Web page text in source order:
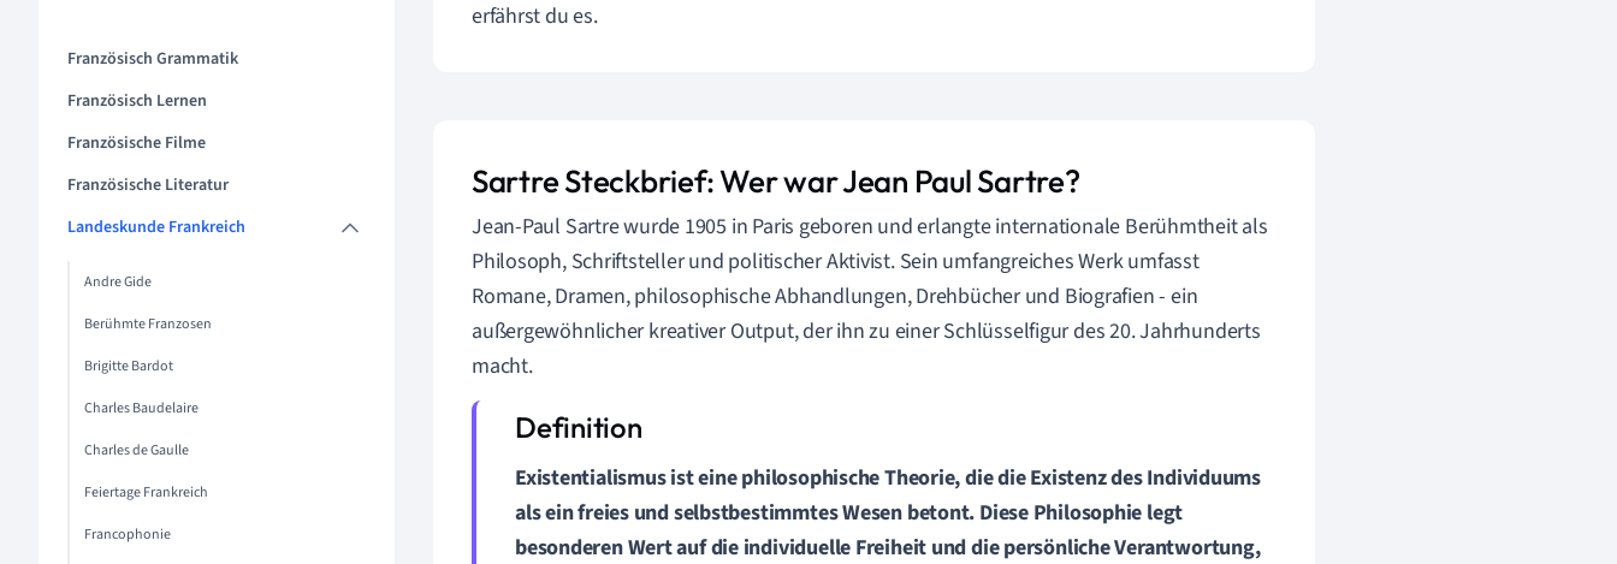
Französisch Grammatik
Französisch Lernen
Französische Filme
Französische Literatur
Landeskunde Frankreich
Andre Gide
Berühmte Franzosen
Brigitte Bardot
Charles Baudelaire
Charles de Gaulle
Feiertage Frankreich
Francophonie
erfährst du es.
Sartre Steckbrief: Wer war Jean Paul Sartre?
Jean-Paul Sartre wurde 1905 in Paris geboren und erlangte internationale Berühmtheit als
Philosoph, Schriftsteller und politischer Aktivist. Sein umfangreiches Werk umfasst
Romane, Dramen, philosophische Abhandlungen, Drehbücher und Biografien - ein
außergewöhnlicher kreativer Output, der ihn zu einer Schlüsselfigur des 20. Jahrhunderts
macht.
Existentialismus ist eine philosophische Theorie, die die Existenz des Individuums
als ein freies und selbstbestimmtes Wesen betont. Diese Philosophie legt
besonderen Wert auf die individuelle Freiheit und die persönliche Verantwortung,